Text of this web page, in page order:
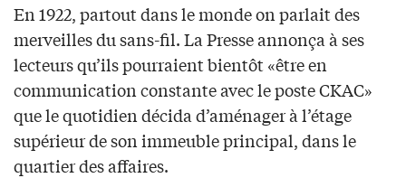
En 1922, partout dans le monde on parlait des
merveilles du sans-fil. La Presse annonça à ses
lecteurs qu’ils pourraient bientôt «être en
communication constante avec le poste CKAC»
que le quotidien décida d’aménager à l’étage
supérieur de son immeuble principal, dans le
quartier des affaires.